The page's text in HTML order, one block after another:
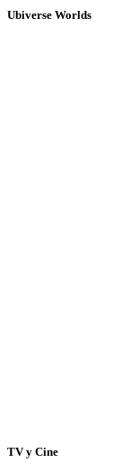
Ubiverse Worlds
TV y Cine